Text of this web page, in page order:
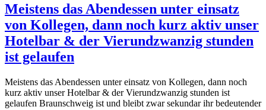
Meistens das Abendessen unter einsatz
von Kollegen, dann noch kurz aktiv unser
Hotelbar & der Vierundzwanzig stunden
ist gelaufen
Meistens das Abendessen unter einsatz von Kollegen, dann noch
kurz aktiv unser Hotelbar & der Vierundzwanzig stunden ist
gelaufen Braunschweig ist und bleibt zwar sekundar ihr bedeutender